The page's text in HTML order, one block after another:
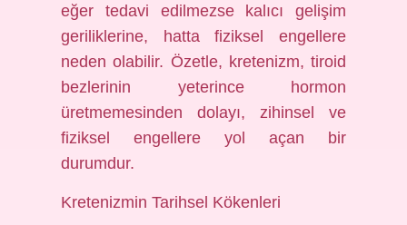
eğer tedavi edilmezse kalıcı gelişim
geriliklerine, hatta fiziksel engellere
neden olabilir. Özetle, kretenizm, tiroid
bezlerinin yeterince hormon
üretmemesinden dolayı, zihinsel ve
fiziksel engellere yol açan bir
durumdur.
Kretenizmin Tarihsel Kökenleri